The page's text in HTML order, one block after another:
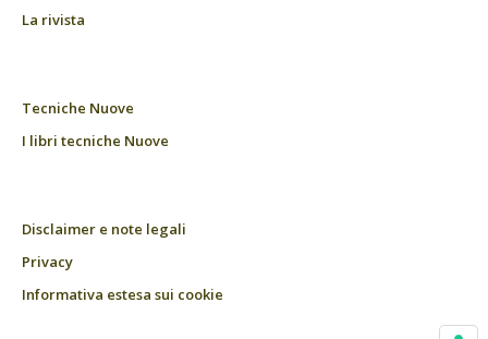
La rivista
Tecniche Nuove
I libri tecniche Nuove
Disclaimer e note legali
Privacy
Informativa estesa sui cookie